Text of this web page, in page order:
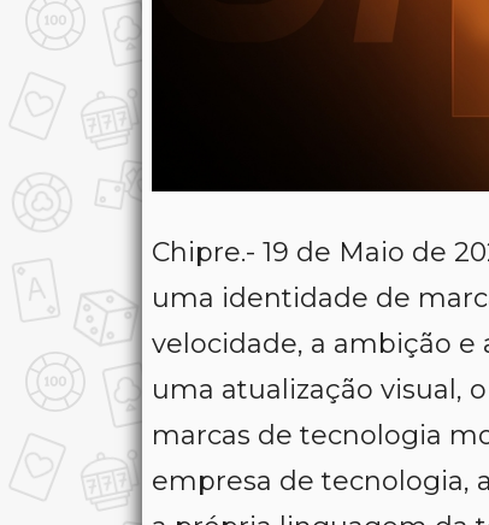
Chipre.- 19 de Maio de
uma identidade de
velocidade, a ambição e
uma atualização visual,
marcas de tecnologia
empresa de tecnologia,